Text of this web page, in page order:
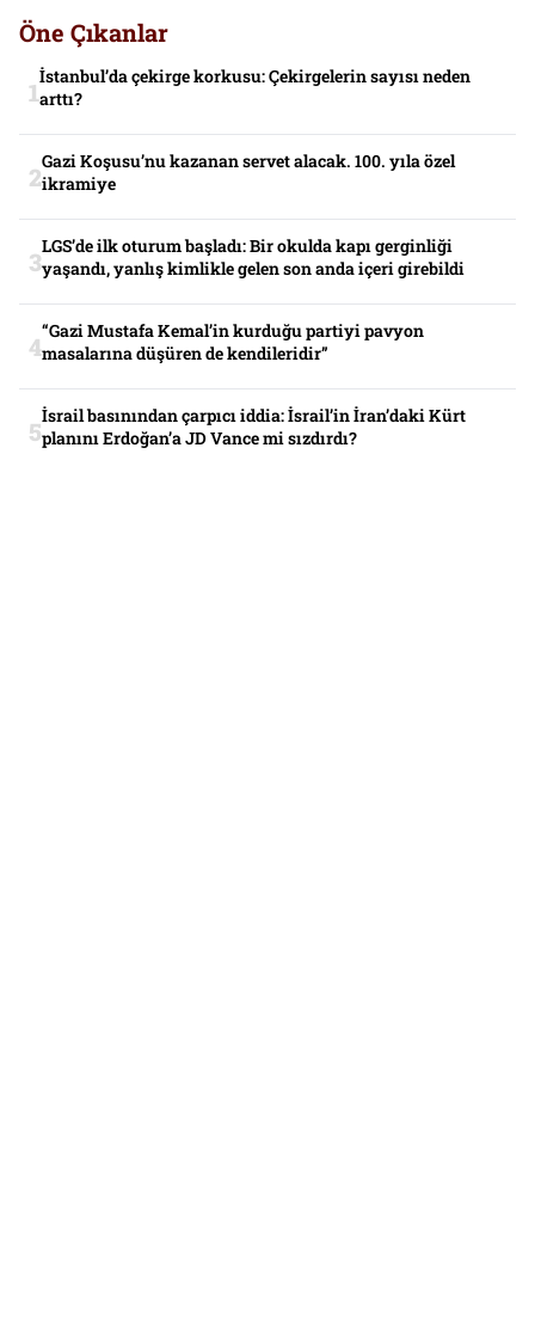
Öne Çıkanlar
İstanbul’da çekirge korkusu: Çekirgelerin sayısı neden
arttı?
Gazi Koşusu’nu kazanan servet alacak. 100. yıla özel
ikramiye
LGS’de ilk oturum başladı: Bir okulda kapı gerginliği
yaşandı, yanlış kimlikle gelen son anda içeri girebildi
“Gazi Mustafa Kemal’in kurduğu partiyi pavyon
masalarına düşüren de kendileridir”
İsrail basınından çarpıcı iddia: İsrail’in İran’daki Kürt
planını Erdoğan’a JD Vance mi sızdırdı?